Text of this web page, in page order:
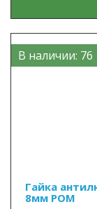
В наличии: 76
Гайка
8мм POM